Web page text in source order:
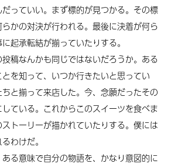
っていい。まず標的が見つかる。その標
かの対決が行われる。最後に決着が何ら
起承転結が揃っていたりする。
稿なんかも同じではないだろうか。ある
を知って、いつか行きたいと思ってい
と揃って来店した。今、念願だったその
ている。これからこのスイーツを食べま
トーリーが描かれていたりする。僕には
わけだ。
る意味で自分の物語を、かなり意図的に